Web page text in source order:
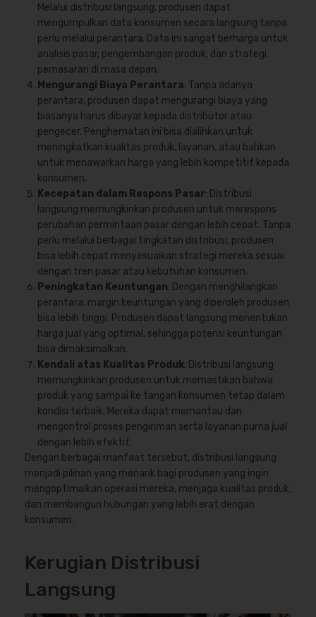
Melalui distribusi langsung, produsen dapat
mengumpulkan data konsumen secara langsung tanpa
perlu melalui perantara. Data ini sangat berharga untuk
analisis pasar, pengembangan produk, dan strategi
pemasaran di masa depan.
Mengurangi Biaya Perantara: Tanpa adanya
perantara, produsen dapat mengurangi biaya yang
biasanya harus dibayar kepada distributor atau
pengecer. Penghematan ini bisa dialihkan untuk
meningkatkan kualitas produk, layanan, atau bahkan
untuk menawarkan harga yang lebih kompetitif kepada
konsumen.
Kecepatan dalam Respons Pasar: Distribusi
langsung memungkinkan produsen untuk merespons
perubahan permintaan pasar dengan lebih cepat. Tanpa
perlu melalui berbagai tingkatan distribusi, produsen
bisa lebih cepat menyesuaikan strategi mereka sesuai
dengan tren pasar atau kebutuhan konsumen.
Peningkatan Keuntungan: Dengan menghilangkan
perantara, margin keuntungan yang diperoleh produsen
bisa lebih tinggi. Produsen dapat langsung menentukan
harga jual yang optimal, sehingga potensi keuntungan
bisa dimaksimalkan.
Kendali atas Kualitas Produk: Distribusi langsung
memungkinkan produsen untuk memastikan bahwa
produk yang sampai ke tangan konsumen tetap dalam
kondisi terbaik. Mereka dapat memantau dan
mengontrol proses pengiriman serta layanan purna jual
dengan lebih efektif.
Dengan berbagai manfaat tersebut, distribusi langsung
menjadi pilihan yang menarik bagi produsen yang ingin
mengoptimalkan operasi mereka, menjaga kualitas produk,
dan membangun hubungan yang lebih erat dengan
konsumen.
Kerugian Distribusi
Langsung